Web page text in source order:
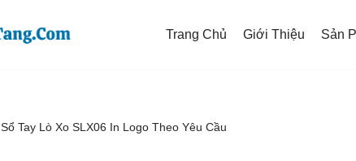
Trang Chủ Giới Thiệu Sản
Sổ Tay Lò Xo SLX06 In Logo Theo Yêu Cầu